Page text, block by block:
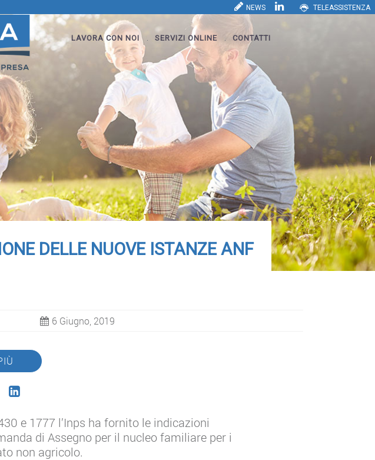
NEWS TELEASSISTENZA
LAVORA CON NOI SERVIZI ONLINE CONTATTI
DELLE NUOVE ISTANZE ANF
6 Giugno, 2019
e 1777 l’Inps ha fornito le indicazioni
di Assegno per il nucleo familiare per i
non agricolo.